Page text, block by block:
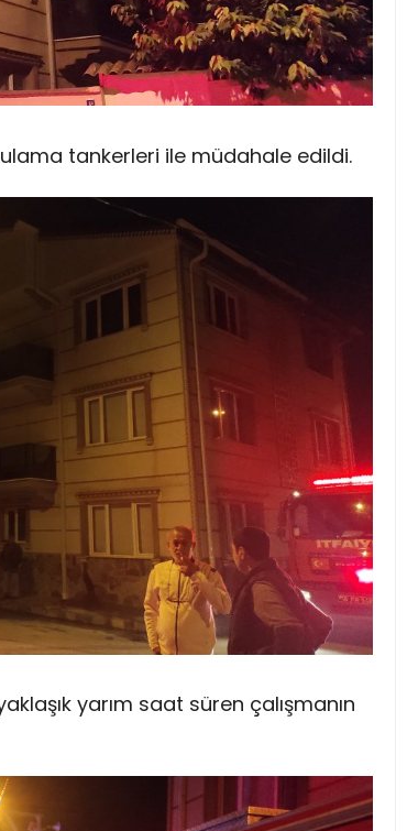
tankerleri ile müdahale edildi.
yarım saat süren çalışmanın